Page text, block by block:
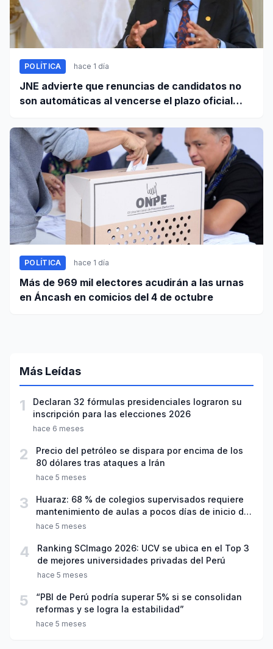
POLÍTICA hace 1 día
JNE advierte que renuncias de candidatos no
son automáticas al vencerse el plazo oficial
POLÍTICA hace 1 día
Más de 969 mil electores acudirán a las urnas
en Áncash en comicios del 4 de octubre
Más Leídas
1
Declaran 32 fórmulas presidenciales lograron su
inscripción para las elecciones 2026
hace 6 meses
2
Precio del petróleo se dispara por encima de los
80 dólares tras ataques a Irán
hace 5 meses
3
Huaraz: 68 % de colegios supervisados requiere
mantenimiento de aulas a pocos días de inicio del
año escolar 2026
hace 5 meses
4
Ranking SCImago 2026: UCV se ubica en el Top 3
de mejores universidades privadas del Perú
hace 5 meses
5
“PBI de Perú podría superar 5% si se consolidan
reformas y se logra la estabilidad”
hace 5 meses